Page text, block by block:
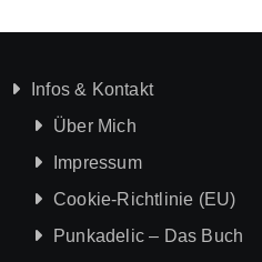
Infos & Kontakt
Über Mich
Impressum
Cookie-Richtlinie (EU)
Punkadelic – Das Buch